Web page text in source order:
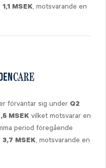
1,1 MSEK, motsvarande en
förväntar sig under Q2
MSEK vilket motsvarar en
period föregående
3,7 MSEK, motsvarande en